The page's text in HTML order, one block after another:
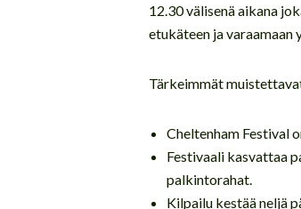
12.30 välisenä aikana
etukäteen ja
Tärkeimmät
Cheltenham Festival
Festivaali kasvattaa
palkintorahat.
Kilpailu kestää neljä